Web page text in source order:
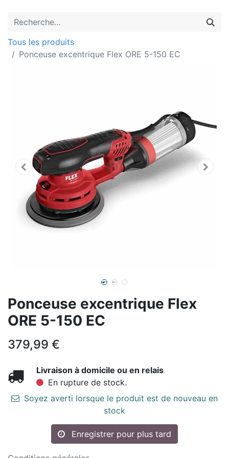
Tous les produits
Ponceuse excentrique Flex ORE 5-150 EC
Ponceuse excentrique Flex
ORE 5-150 EC
379,99 €
Livraison à domicile ou en relais
En rupture de stock.
Soyez averti lorsque le produit est de nouveau en
stock
Enregistrer pour plus tard